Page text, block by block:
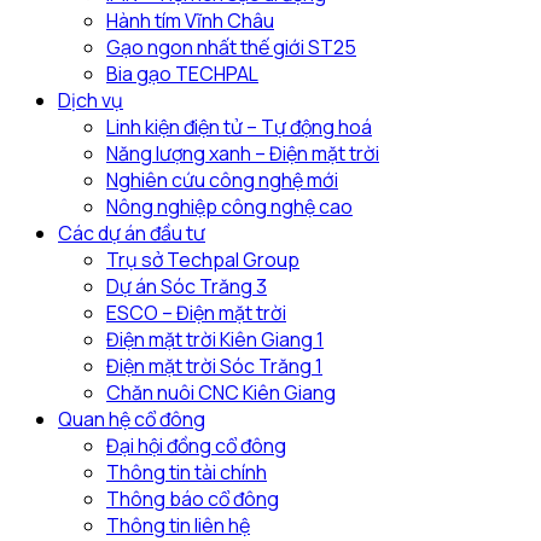
phương
Hành tím Vĩnh Châu
Gạo ngon nhất thế giới ST25
Bia gạo TECHPAL
Dịch vụ
Linh kiện điện tử – Tự động hoá
Năng lượng xanh – Điện mặt trời
Nghiên cứu công nghệ mới
Nông nghiệp công nghệ cao
Các dự án đầu tư
Trụ sở Techpal Group
Dự án Sóc Trăng 3
ESCO – Điện mặt trời
Điện mặt trời Kiên Giang 1
Điện mặt trời Sóc Trăng 1
Chăn nuôi CNC Kiên Giang
Quan hệ cổ đông
Đại hội đồng cổ đông
Thông tin tài chính
Thông báo cổ đông
Thông tin liên hệ